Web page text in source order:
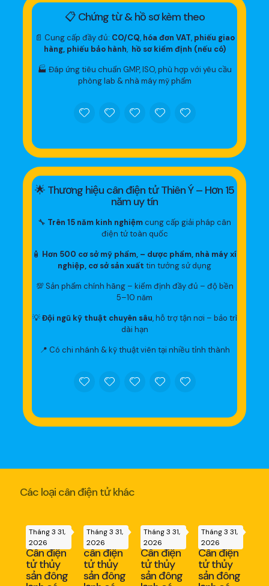
📋 Chứng từ & hồ sơ kèm theo
📄 Cung cấp đầy đủ: CO/CQ, hóa đơn VAT, phiếu giao
hàng, phiếu bảo hành, hồ sơ kiểm định (nếu có)
🏭 Đáp ứng tiêu chuẩn GMP, ISO, phù hợp với yêu cầu
phòng lab & nhà máy mỹ phẩm
🌟 Thương hiệu cân điện tử Thiên Ý – Hơn 15
năm uy tín
🔧 Trên 15 năm kinh nghiệmcung cấp giải pháp cân
điện tử toàn quốc
🧴 Hơn 500 cơ sở mỹ phẩm, – dược phẩm, nhà máy xí
nghiệp, cơ sở sản xuất tin tưởng sử dụng
💯 Sản phẩm chính hãng – kiểm định đầy đủ – độ bền
5–10 năm
💡Đội ngũ kỹ thuật chuyên sâu, hỗ trợ tận nơi – bảo trì
dài hạn
📍 Có chi nhánh & kỹ thuật viên tại nhiều tỉnh thành
Các loại cân điện tử khác
Tháng 3 31,
2026
Cân điện
tử thủy
sản đông
Tháng 3 31,
2026
cân điện
tử thủy
sản đông
Tháng 3 31,
2026
Cân điện
tử thủy
sản đông
Tháng 3 31,
2026
Cân điện
tử thủy
sản đông